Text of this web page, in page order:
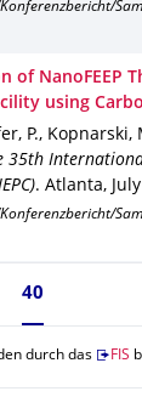
of NanoFEEP
using
P.,
35th
. Atlanta,
Seite 40,
40
durch das FIS